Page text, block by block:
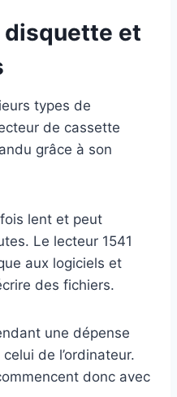
disquette et
types de
de cassette
grâce à son
lent et peut
Le lecteur 1541
aux logiciels et
des fichiers.
une dépense
de l’ordinateur.
donc avec